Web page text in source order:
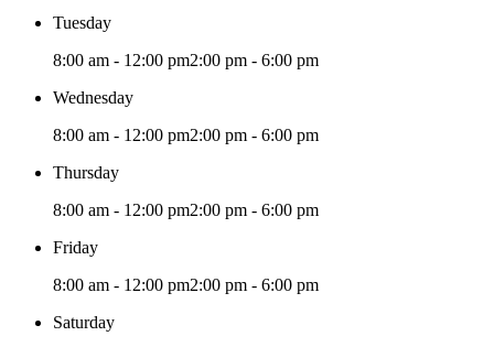
Tuesday
8:00 am - 12:00 pm2:00 pm - 6:00 pm
Wednesday
8:00 am - 12:00 pm2:00 pm - 6:00 pm
Thursday
8:00 am - 12:00 pm2:00 pm - 6:00 pm
Friday
8:00 am - 12:00 pm2:00 pm - 6:00 pm
Saturday